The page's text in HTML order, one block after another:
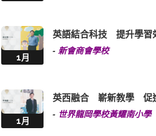
1月
英語結合科技 提升學習
- 新會商會學校
1月
英西融合 嶄新教學 促
- 世界龍岡學校黃耀南小學